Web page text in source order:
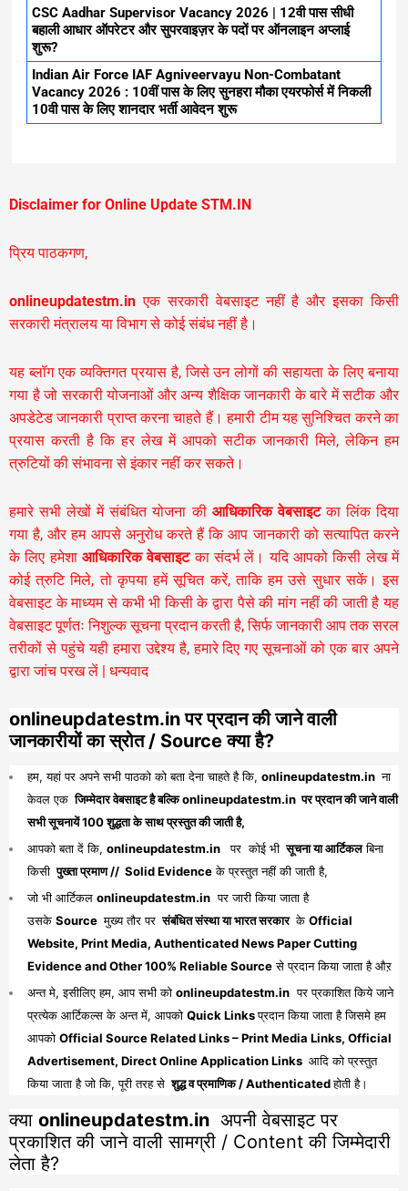
CSC Aadhar Supervisor Vacancy 2026 | 12वी पास सीधी
बहाली आधार ऑपरेटर और सुपरवाइज़र के पदों पर ऑनलाइन अप्लाई
शुरू?
Indian Air Force IAF Agniveervayu Non-Combatant
Vacancy 2026 : 10वीं पास के लिए सुनहरा मौका एयरफोर्स में निकली
10वी पास के लिए शानदार भर्ती आवेदन शुरू
Disclaimer for Online Update STM.IN
प्रिय पाठकगण,
onlineupdatestm.in एक सरकारी वेबसाइट नहीं है और इसका किसी
सरकारी मंत्रालय या विभाग से कोई संबंध नहीं है।
यह ब्लॉग एक व्यक्तिगत प्रयास है, जिसे उन लोगों की सहायता के लिए बनाया
गया है जो सरकारी योजनाओं और अन्य शैक्षिक जानकारी के बारे में सटीक और
अपडेटेड जानकारी प्राप्त करना चाहते हैं। हमारी टीम यह सुनिश्चित करने का
प्रयास करती है कि हर लेख में आपको सटीक जानकारी मिले, लेकिन हम
त्रुटियों की संभावना से इंकार नहीं कर सकते।
हमारे सभी लेखों में संबंधित योजना की आधिकारिक वेबसाइटका लिंक दिया
गया है, और हम आपसे अनुरोध करते हैं कि आप जानकारी को सत्यापित करने
के लिए हमेशा आधिकारिक वेबसाइटका संदर्भ लें। यदि आपको किसी लेख में
कोई त्रुटि मिले, तो कृपया हमें सूचित करें, ताकि हम उसे सुधार सकें। इस
वेबसाइट के माध्यम से कभी भी किसी के द्वारा पैसे की मांग नहीं की जाती है यह
वेबसाइट पूर्णतः निशुल्क सूचना प्रदान करती है,सिर्फ जानकारी आप तक सरल
तरीकों से पहुंचे यही हमारा उद्देश्य है, हमारे दिए गए सूचनाओं को एक बार अपने
द्वारा जांच परख लें | धन्यवाद
onlineupdatestm.in पर प्रदान की जाने वाली
जानकारीयों का स्रोत / Source क्या है?
हम, यहां पर अपने सभी पाठको को बता देना चाहते है कि, onlineupdatestm.in ना
केवल एक जिम्मेदार वेबसाइट है बल्कि onlineupdatestm.in पर प्रदान की जाने वाली
सभी सूचनायें 100 शुद्धता के साथ प्रस्तुत की जाती है,
आपको बता दें कि, onlineupdatestm.in पर कोई भी सूचना या आर्टिकलबिना
किसी पुख्ता प्रमाण // Solid Evidenceके प्रस्तुत नहीं की जाती है,
जो भी आर्टिकल onlineupdatestm.in पर जारी किया जाता है
उसके Source मुख्य तौर पर संबंधित संस्था या भारत सरकार के Official
Website, Print Media, Authenticated News Paper Cutting
Evidence and Other 100% Reliable Sourceसे प्रदान किया जाता है औऱ
अन्त मे, इसीलिए हम, आप सभी को onlineupdatestm.in पर प्रकाशित किये जाने
प्रत्येक आर्टिकल्स के अन्त में, आपको Quick Linksप्रदान किया जाता है जिसमे हम
आपको Official Source Related Links – Print Media Links, Official
Advertisement, Direct Online Application Links आदि को प्रस्तुत
किया जाता है जो कि, पूरी तरह से शुद्ध व प्रमाणिक / Authenticatedहोती है।
क्या onlineupdatestm.in अपनी वेबसाइट पर
प्रकाशित की जाने वाली सामग्री / Content की जिम्मेदारी
लेता है?